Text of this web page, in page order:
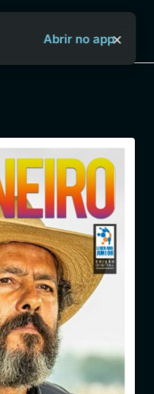
Aya Bancah
Início
Revistas
Jornais
Notícias
Abrir no app×